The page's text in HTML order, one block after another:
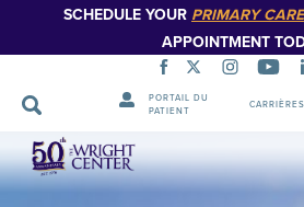
SCHEDULE YOUR PRIMARY CARE
APPOINTMENT
PORTAIL DU
PATIENT
CARRIÈRES
Sauter
la
navigation